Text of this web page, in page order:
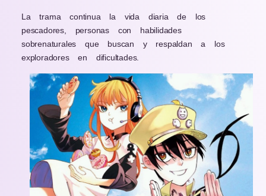
La trama continua la vida diaria de los
pescadores, personas con habilidades
sobrenaturales que buscan y respaldan a los
exploradores en dificultades.